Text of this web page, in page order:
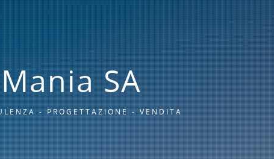
SA
- PROGETTAZIONE - VENDITA